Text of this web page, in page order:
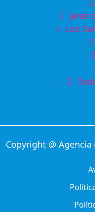
Jerez
Los
Copyright @